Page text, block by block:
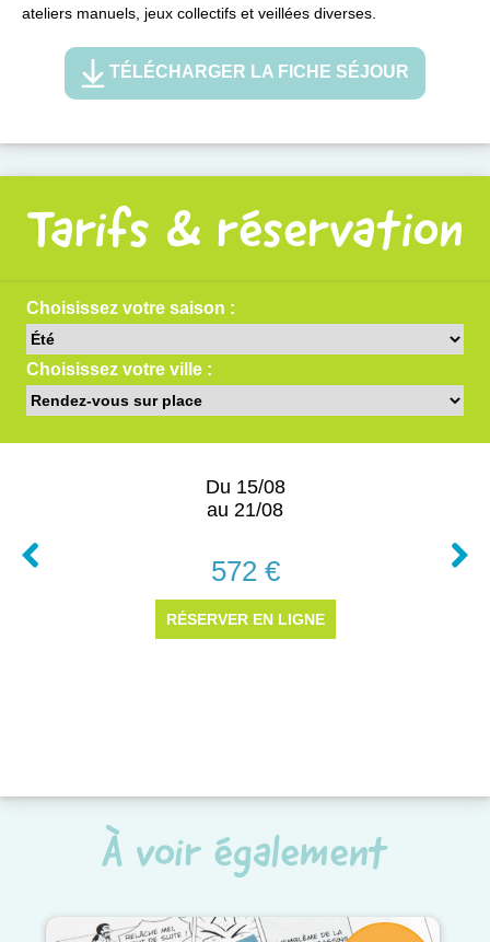
ateliers manuels, jeux collectifs et veillées diverses.
TÉLÉCHARGER LA FICHE SÉJOUR
Tarifs & réservation
À voir également